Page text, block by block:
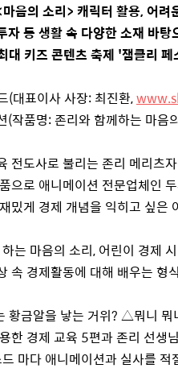
마음의 소리> 캐릭터 활용, 어려
자 등 생활 속 다양한 소재 바탕
대 키즈 콘텐츠 축제 '잼클리 페
(대표이사 사장: 최진환,
(작품명:존리와 함께하는 마음
전도사로 불리는 존리 메리츠
으로 애니메이션 전문업체인
밌게 경제 개념을 익히고 싶은
는 마음의 소리, 어린이 경제
속 경제활동에 대해 배우는 형
금알을 낳는 거위? △뭐니 뭐
한 경제 교육 5편과 존리 선생
마다 애니메이션과 실사를